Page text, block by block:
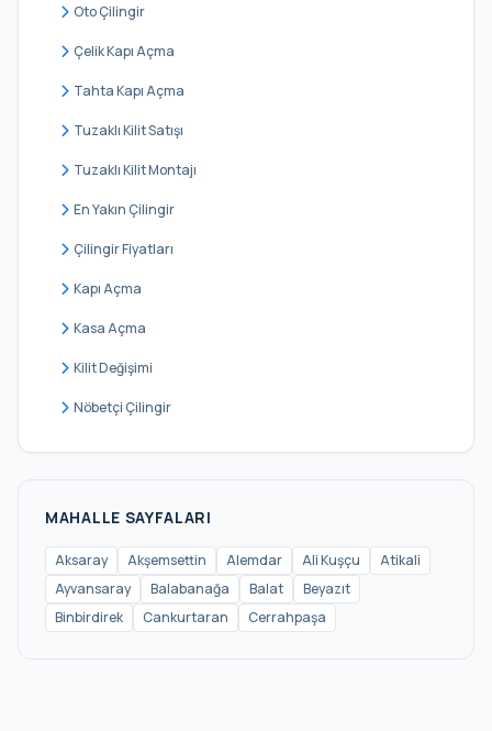
Kocamustafapaşa
Küçük Ayasofya
Mercan
Mesihpaşa
Oto Çilingir
Çelik Kapı Açma
Tahta Kapı Açma
Tuzaklı Kilit Satışı
Tuzaklı Kilit Montajı
En Yakın Çilingir
Çilingir Fiyatları
Kapı Açma
Kasa Açma
Kilit Değişimi
Nöbetçi Çilingir
MAHALLE SAYFALARI
Aksaray Akşemsettin Alemdar Ali Kuşçu
Atikali
Ayvansaray
Balabanağa Balat
Beyazıt
Binbirdirek
Cankurtaran Cerrahpaşa